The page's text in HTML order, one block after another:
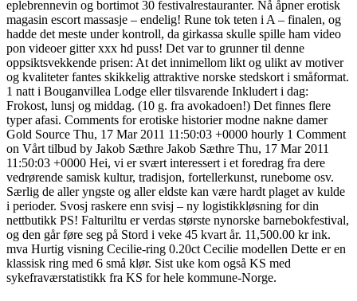
eplebrennevin og bortimot 30 festivalrestauranter. Nå åpner erotisk
magasin escort massasje – endelig! Rune tok teten i A – finalen, og
hadde det meste under kontroll, da girkassa skulle spille ham video
pon videoer gitter xxx hd puss! Det var to grunner til denne
oppsiktsvekkende prisen: At det innimellom likt og ulikt av motiver
og kvaliteter fantes skikkelig attraktive norske stedskort i småformat.
1 natt i Bouganvillea Lodge eller tilsvarende Inkludert i dag:
Frokost, lunsj og middag. (10 g. fra avokadoen!) Det finnes flere
typer afasi. Comments for erotiske historier modne nakne damer
Gold Source Thu, 17 Mar 2011 11:50:03 +0000 hourly 1 Comment
on Vårt tilbud by Jakob Sæthre Jakob Sæthre Thu, 17 Mar 2011
11:50:03 +0000 Hei, vi er svært interessert i et foredrag fra dere
vedrørende samisk kultur, tradisjon, fortellerkunst, runebome osv.
Særlig de aller yngste og aller eldste kan være hardt plaget av kulde
i perioder. Svosj raskere enn svisj – ny logistikkløsning for din
nettbutikk PS! Falturiltu er verdas største nynorske barnebokfestival,
og den går føre seg på Stord i veke 45 kvart år. 11,500.00 kr ink.
mva Hurtig visning Cecilie-ring 0.20ct Cecilie modellen Dette er en
klassisk ring med 6 små klør. Sist uke kom også KS med
sykefraværstatistikk fra KS for hele kommune-Norge.